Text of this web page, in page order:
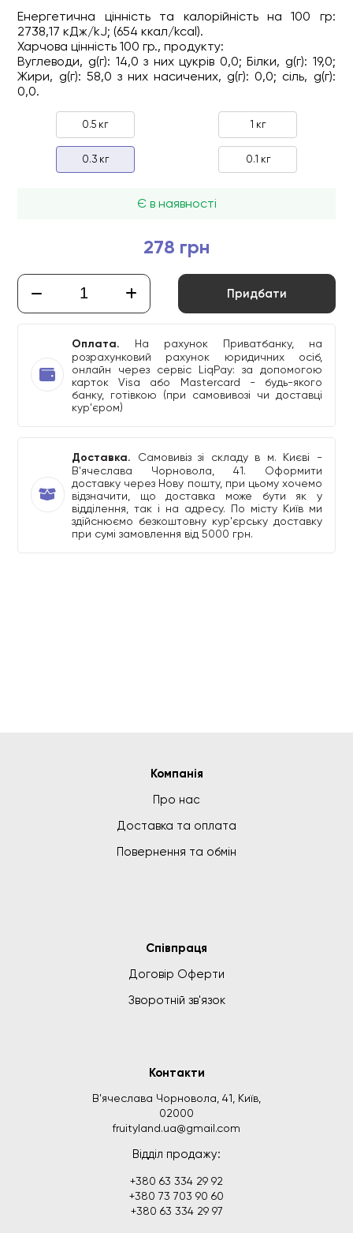
Енергетична цінність та калорійність на 100 гр:
2738,17 кДж/kJ; (654 ккал/kcal).
Харчова цінність 100 гр., продукту:
Вуглеводи, g(г): 14,0 з них цукрів 0,0; Білки, g(г): 19,0;
Жири, g(г): 58,0 з них насичених, g(г): 0,0; сіль, g(г):
0,0.
0.5 кг 1 кг
0.3 кг 0.1 кг
Є в наявності
278 грн
Придбати
Оплата. На рахунок Приватбанку, на
розрахунковий рахунок юридичних осіб,
онлайн через сервіс LiqPay: за допомогою
карток Visa або Mastercard - будь-якого
банку, готівкою (при самовивозі чи доставці
кур'єром)
Доставка. Самовивіз зі складу в м. Києві -
В'ячеслава Чорновола, 41. Оформити
доставку через Нову пошту, при цьому хочемо
відзначити, що доставка може бути як у
відділення, так і на адресу. По місту Київ ми
здійснюємо безкоштовну кур'єрську доставку
при сумі замовлення від 5000 грн.
Компанія
Про нас
Доставка та оплата
Повернення та обмін
Співпраця
Договір Оферти
Зворотній зв'язок
Контакти
В'ячеслава Чорновола, 41, Київ,
02000
fruityland.ua@gmail.com
Відділ продажу:
+380 63 334 29 92
+380 73 703 90 60
+380 63 334 29 97